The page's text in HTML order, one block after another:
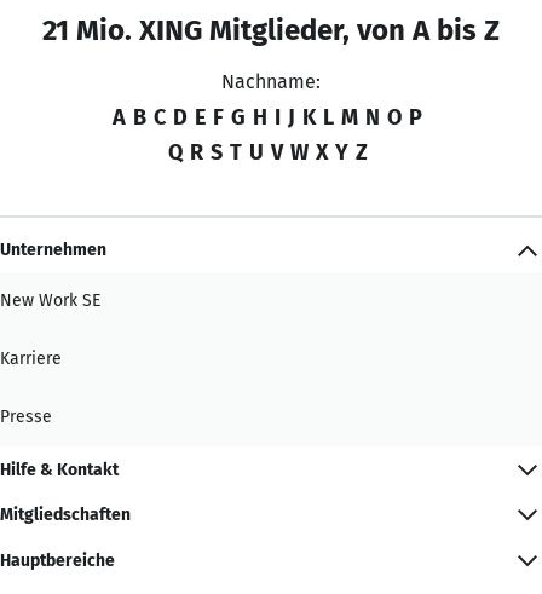
21 Mio. XING Mitglieder, von A bis Z
Nachname:
A B C D E F G H I J K L M N O P
Q R S T U V W X Y Z
Unternehmen
New Work SE
Karriere
Presse
Hilfe & Kontakt
Mitgliedschaften
Hauptbereiche